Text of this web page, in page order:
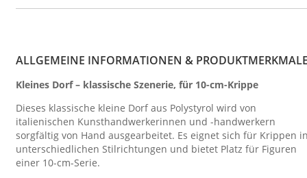
ALLGEMEINE INFORMATIONEN &
Kleines Dorf – klassische Szenerie, für 10-cm-Krippe
Dieses klassische kleine Dorf aus Polystyrol wird von
italienischen Kunsthandwerkerinnen und -handwerkern
sorgfältig von Hand ausgearbeitet. Es eignet sich für Krippen
unterschiedlichen Stilrichtungen und bietet Platz für Figuren
einer 10-cm-Serie.